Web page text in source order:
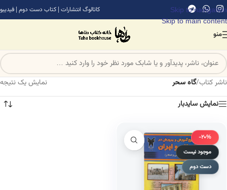
Skip to navigation
Skip to main content
کاتالوگ انتشارات | کتاب دست دوم | فیدیبو
منو
ناشر کتاب/گاه سحر
نمایش یک نتیجه
نمایش سایدبار
-20%
موجود نیست
دست دوم